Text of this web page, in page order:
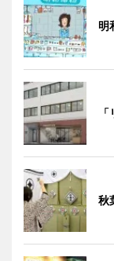
明
秋